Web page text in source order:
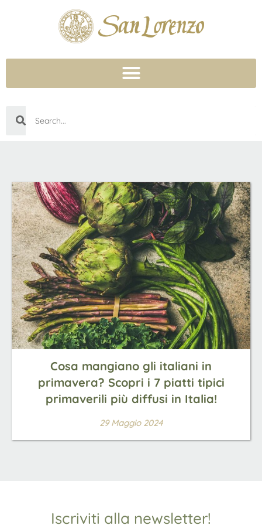
Cosa mangiano gli italiani in
primavera? Scopri i 7 piatti tipici
primaverili più diffusi in Italia!
29 Maggio 2024
Iscriviti alla newsletter!